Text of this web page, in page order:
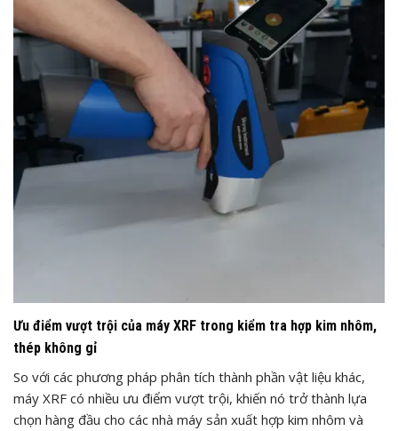
Ưu điểm vượt trội của máy XRF trong kiểm tra hợp kim nhôm,
thép không gỉ
So với các phương pháp phân tích thành phần vật liệu khác,
máy XRF có nhiều ưu điểm vượt trội, khiến nó trở thành lựa
chọn hàng đầu cho các nhà máy sản xuất hợp kim nhôm và